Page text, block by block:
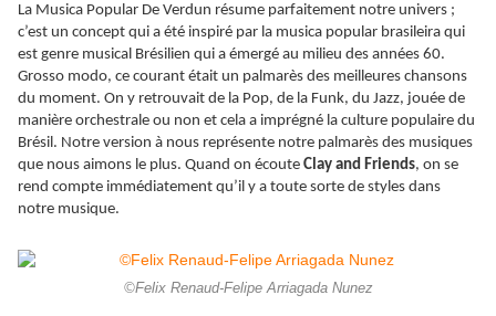
La Musica Popular De Verdun résume parfaitement notre univers ;
c’est un concept qui a été inspiré par la musica popular brasileira qui
est genre musical Brésilien qui a émergé au milieu des années 60.
Grosso modo, ce courant était un palmarès des meilleures chansons
du moment. On y retrouvait de la Pop, de la Funk, du Jazz, jouée de
manière orchestrale ou non et cela a imprégné la culture populaire du
Brésil. Notre version à nous représente notre palmarès des musiques
que nous aimons le plus. Quand on écoute Clay and Friends, on se
rend compte immédiatement qu’il y a toute sorte de styles dans
notre musique.
©Felix Renaud-Felipe Arriagada Nunez